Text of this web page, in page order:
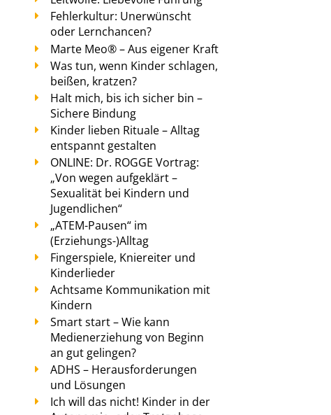
Fehlerkultur: Unerwünscht
oder Lernchancen?
Marte Meo® – Aus eigener Kraft
Was tun, wenn Kinder schlagen,
beißen, kratzen?
Halt mich, bis ich sicher bin –
Sichere Bindung
Kinder lieben Rituale – Alltag
entspannt gestalten
ONLINE: Dr. ROGGE Vortrag:
„Von wegen aufgeklärt –
Sexualität bei Kindern und
Jugendlichen“
„ATEM-Pausen“ im
(Erziehungs-)Alltag
Fingerspiele, Kniereiter und
Kinderlieder
Achtsame Kommunikation mit
Kindern
Smart start – Wie kann
Medienerziehung von Beginn
an gut gelingen?
ADHS – Herausforderungen
und Lösungen
Ich will das nicht! Kinder in der